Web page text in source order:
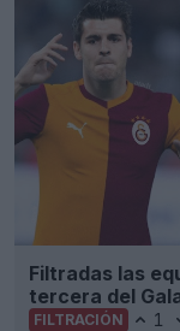
Filtradas las
tercera del
FILTRACIÓN 1